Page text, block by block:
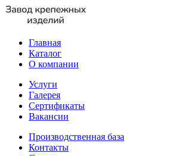
Главная
Каталог
О компании
Услуги
Галерея
Сертификаты
Вакансии
Производственная база
Контакты